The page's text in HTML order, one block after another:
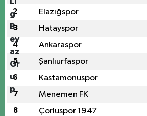
2 Elazığspor
3 Hatayspor
4 Ankaraspor
5 Şanlıurfaspor
6 Kastamonuspor
7 Menemen FK
8 Çorluspor 1947